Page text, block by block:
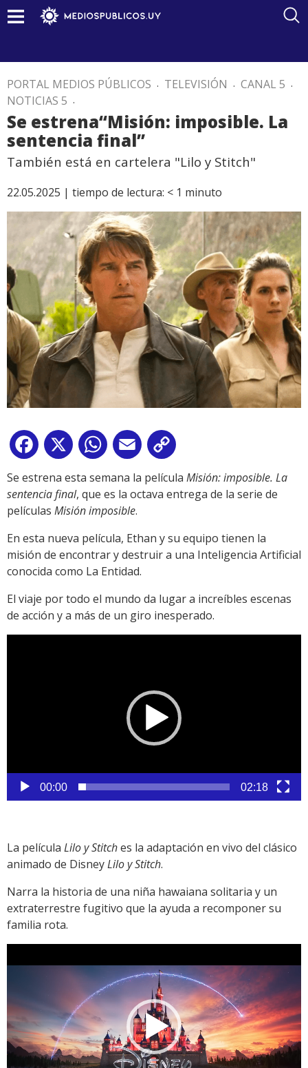
PORTAL MEDIOS PÚBLICOS . TELEVISIÓN . CANAL 5 .
NOTICIAS 5 .
Se estrena“Misión: imposible. La
sentencia final”
También está en cartelera "Lilo y Stitch"
22.05.2025 | tiempo de lectura: < 1 minuto
Facebook
X WhatsApp
Email
Link
Se estrena esta semana la película Misión: imposible. La
sentencia final, que es la octava entrega de la serie de
películas Misión imposible.
En esta nueva película, Ethan y su equipo tienen la
misión de encontrar y destruir a una Inteligencia Artificial
conocida como La Entidad.
El viaje por todo el mundo da lugar a increíbles escenas
de acción y a más de un giro inesperado.
00:00 02:18
La película Lilo y Stitches la adaptación en vivo del clásico
animado de DisneyLilo y Stitch.
Narra la historia de una niña hawaiana solitaria y un
extraterrestre fugitivo que la ayuda a recomponer su
familia rota.
de